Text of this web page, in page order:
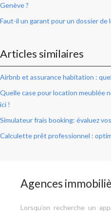
Genève ?
Faut-il un garant pour un dossier de
Articles similaires
Airbnb et assurance habitation :
Quelle case pour location meublée
ici !
Simulateur frais booking: évaluez
Calculette prêt professionnel :
Agences
Lorsqu’on recherche un